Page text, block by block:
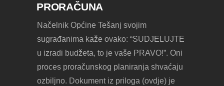
PRORAČUNA
Načelnik Općine Tešanj svojim
sugrađanima kaže ovako: “SUDJELUJTE
u izradi budžeta, to je vaše PRAVO!”. Oni
proces proračunskog planiranja shvaćaju
ozbiljno. Dokument iz priloga (ovdje) je